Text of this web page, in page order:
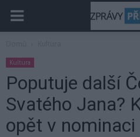
Kultura
Poputuje další
Svatého Jana?
opět v nominaci